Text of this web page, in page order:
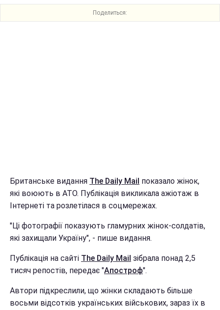
Поделиться:
Британське видання The Daily Mail показало жінок,
які воюють в АТО. Публікація викликала ажіотаж в
Інтернеті та розлетілася в соцмережах.
"Ці фотографії показують гламурних жінок-солдатів,
які захищали Україну", - пише видання.
Публікація на сайті The Daily Mail зібрала понад 2,5
тисяч репостів, передає "Апостроф".
Автори підкреслили, що жінки складають більше
восьми відсотків українських військових, зараз їх в